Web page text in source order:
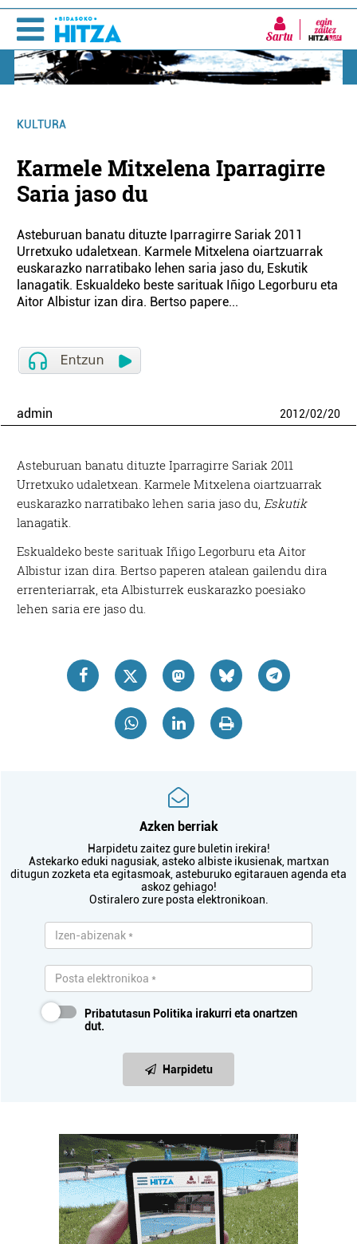
Sartu
KULTURA
Karmele Mitxelena Iparragirre
Saria jaso du
Asteburuan banatu dituzte Iparragirre Sariak 2011
Urretxuko udaletxean. Karmele Mitxelena oiartzuarrak
euskarazko narratibako lehen saria jaso du, Eskutik
lanagatik. Eskualdeko beste sarituak Iñigo Legorburu eta
Aitor Albistur izan dira. Bertso papere...
admin 2012/02/20
Asteburuan banatu dituzte Iparragirre Sariak 2011
Urretxuko udaletxean. Karmele Mitxelena oiartzuarrak
euskarazko narratibako lehen saria jaso du, Eskutik
lanagatik.
Eskualdeko beste sarituak Iñigo Legorburu eta Aitor
Albistur izan dira. Bertso paperen atalean gailendu dira
errenteriarrak, eta Albisturrek euskarazko poesiako
lehen saria ere jaso du.
Azken berriak
Harpidetu zaitez gure buletin irekira!
Astekarko eduki nagusiak, asteko albiste ikusienak, martxan
ditugun zozketa eta egitasmoak, asteburuko egitarauen agenda eta
askoz gehiago!
Ostiralero zure posta elektronikoan.
Pribatutasun Politika irakurri eta onartzen
dut.
Harpidetu